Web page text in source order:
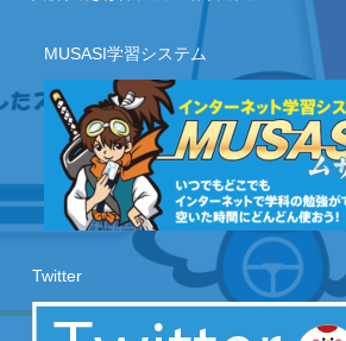
MUSASI学習システム
Twitter